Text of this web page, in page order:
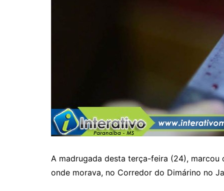
A madrugada desta terça-feira (24),
onde morava, no Corredor do Dimárino no